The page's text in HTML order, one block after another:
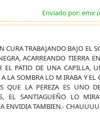
Enviado por: emir
CURA TRABAJANDO BAJO EL
ACARREANDO TIERRA
EL PATIO DE UNA CAPILLA,
LA SOMBRA LO M IRABA Y EL
QUE LA PEREZA ES UNO
EL SANTIAGUEÑO LO
ENVIDIA TAMBIEN.- CHAUUUU